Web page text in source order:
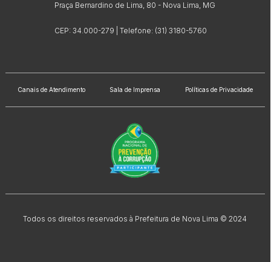
Praça Bernardino de Lima, 80 - Nova Lima, MG
CEP: 34.000-279 | Telefone: (31) 3180-5760
Canais de Atendimento Sala de Imprensa Políticas de Privacidade
Todos os direitos reservados à Prefeitura de Nova Lima © 2024